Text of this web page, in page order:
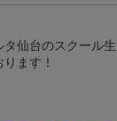
タ仙台のスクール
ります！